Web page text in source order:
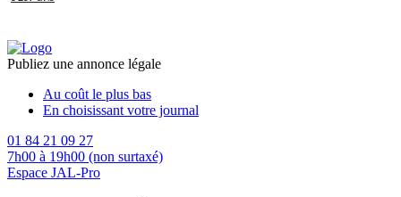
Publiez une annonce légale
Au coût le plus bas
En choisissant votre journal
01 84 21 09 27
7h00 à 19h00 (non surtaxé)
Espace JAL-Pro